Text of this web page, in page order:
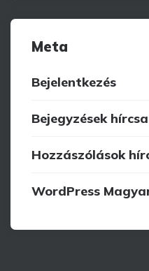
Meta
Bejelentkezés
Bejegyzések
Hozzászólások
WordPress